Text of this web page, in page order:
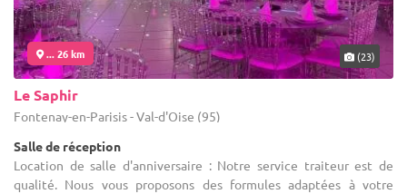
... 26 km (23)
Le Saphir
Fontenay-en-Parisis - Val-d'Oise (95)
Salle de réception
Location de salle d'anniversaire : Notre service traiteur est de
qualité. Nous vous proposons des formules adaptées à votre